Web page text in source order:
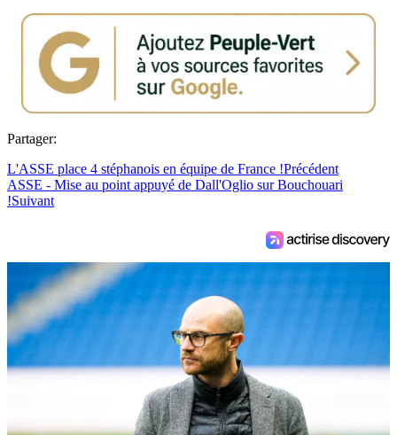
Partager:
L'ASSE place 4 stéphanois en équipe de France !Précédent
ASSE - Mise au point appuyé de Dall'Oglio sur Bouchouari
!Suivant